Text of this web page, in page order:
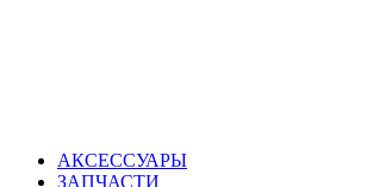
АКСЕССУАРЫ
ЗАПЧАСТИ